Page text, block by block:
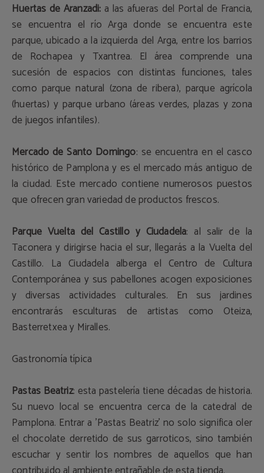
Huertas de Aranzadi: a las afueras del Portal de Francia,
se encuentra el río Arga donde se encuentra este
parque, ubicado a la izquierda del Arga, entre los barrios
de Rochapea y Txantrea. El área comprende una
sucesión de espacios con distintas funciones, tales
como parque natural (zona de ribera), parque agrícola
(huertas) y parque urbano (áreas verdes, plazas y zona
de juegos infantiles).
Mercado de Santo Domingo: se encuentra en el casco
histórico de Pamplona y es el mercado más antiguo de
la ciudad. Este mercado contiene numerosos puestos
que ofrecen gran variedad de productos frescos.
Parque Vuelta del Castillo y Ciudadela: al salir de la
Taconera y dirigirse hacia el sur, llegarás a la Vuelta del
Castillo. La Ciudadela alberga el Centro de Cultura
Contemporánea y sus pabellones acogen exposiciones
y diversas actividades culturales. En sus jardines
encontrarás esculturas de artistas como Oteiza,
Basterretxea y Miralles.
Gastronomía típica
Pastas Beatriz: esta pastelería tiene décadas de historia.
Su nuevo local se encuentra cerca de la catedral de
Pamplona. Entrar a 'Pastas Beatriz' no solo significa oler
el chocolate derretido de sus garroticos, sino también
escuchar y sentir los nombres de aquellos que han